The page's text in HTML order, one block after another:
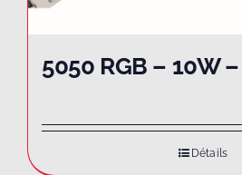
5050 RGB – 10W
Détails